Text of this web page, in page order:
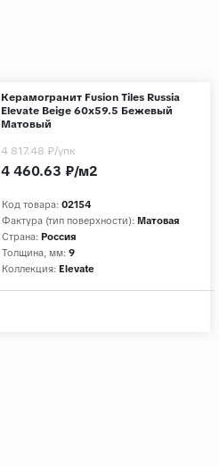
Керамогранит Fusion Tiles Russia
Elevate Beige 60x59.5 Бежевый
Матовый
Код товара: 02154
Фактура (тип поверхности): Матовая
Страна: Россия
Толщина, мм: 9
Коллекция: Elevate
4 460.63 ₽/м2
4 817.48 ₽/упк